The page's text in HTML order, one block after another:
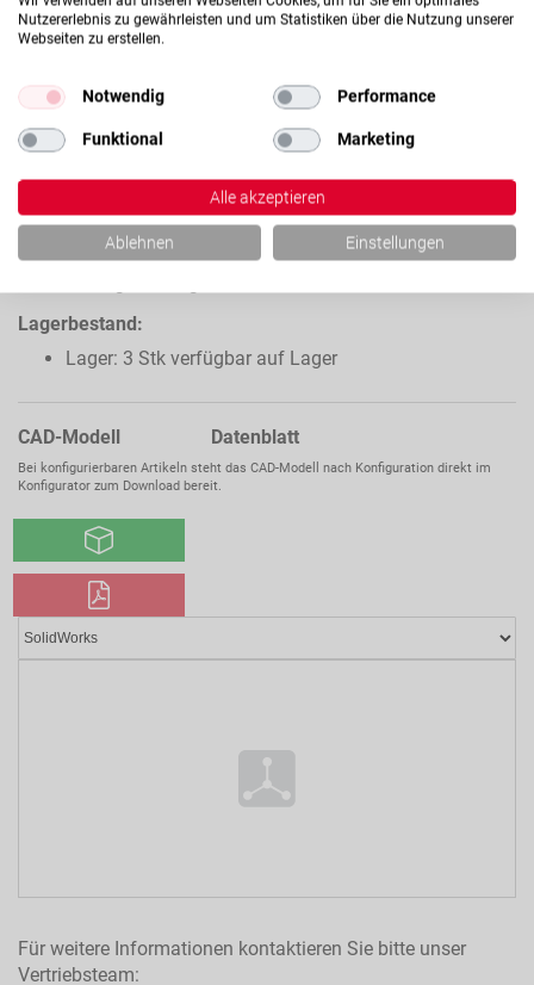
Verfügbarkeit dieses Artikels
Lagerbestand:
Lager: 3 Stk verfügbar auf Lager
CAD-Modell Datenblatt
Bei konfigurierbaren Artikeln steht das CAD-Modell nach Konfiguration direkt im
Konfigurator zum Download bereit.
Für weitere Informationen kontaktieren Sie bitte unser
Vertriebsteam:
CHWE20
HARTVERCHROMTE
HOHLWELLE C60 / C60E,
TOL. H7,
WELLENDURCHMESSER
20MM
Nutzererlebnis zu gewährleisten und um Statistiken über die Nutzung unserer
Webseiten zu erstellen.
Notwendig Performance
Funktional Marketing
Alle akzeptieren
Ablehnen Einstellungen